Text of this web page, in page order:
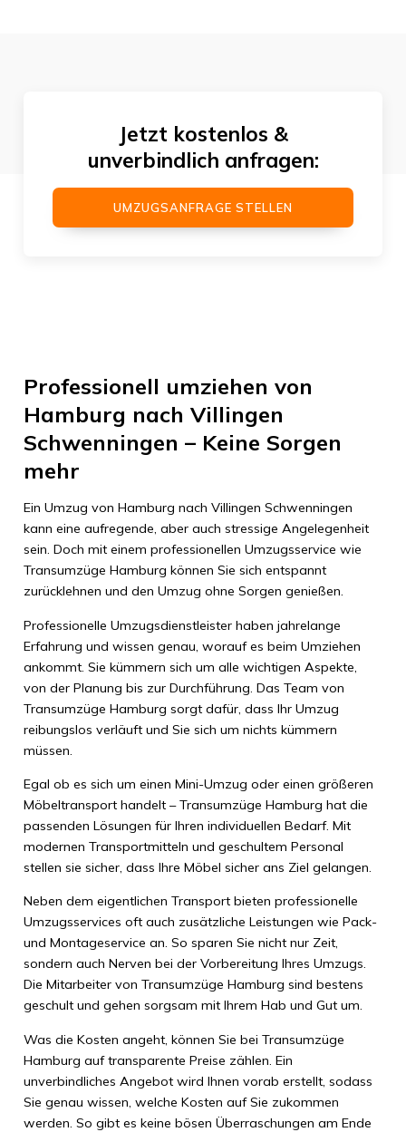
Jetzt kostenlos &
unverbindlich anfragen:
UMZUGSANFRAGE STELLEN
Professionell umziehen von
Hamburg nach Villingen
Schwenningen – Keine Sorgen
mehr
Ein Umzug von Hamburg nach Villingen Schwenningen
kann eine aufregende, aber auch stressige Angelegenheit
sein. Doch mit einem professionellen Umzugsservice wie
Transumzüge Hamburg können Sie sich entspannt
zurücklehnen und den Umzug ohne Sorgen genießen.
Professionelle Umzugsdienstleister haben jahrelange
Erfahrung und wissen genau, worauf es beim Umziehen
ankommt. Sie kümmern sich um alle wichtigen Aspekte,
von der Planung bis zur Durchführung. Das Team von
Transumzüge Hamburg sorgt dafür, dass Ihr Umzug
reibungslos verläuft und Sie sich um nichts kümmern
müssen.
Egal ob es sich um einen Mini-Umzug oder einen größeren
Möbeltransport handelt – Transumzüge Hamburg hat die
passenden Lösungen für Ihren individuellen Bedarf. Mit
modernen Transportmitteln und geschultem Personal
stellen sie sicher, dass Ihre Möbel sicher ans Ziel gelangen.
Neben dem eigentlichen Transport bieten professionelle
Umzugsservices oft auch zusätzliche Leistungen wie Pack-
und Montageservice an. So sparen Sie nicht nur Zeit,
sondern auch Nerven bei der Vorbereitung Ihres Umzugs.
Die Mitarbeiter von Transumzüge Hamburg sind bestens
geschult und gehen sorgsam mit Ihrem Hab und Gut um.
Was die Kosten angeht, können Sie bei Transumzüge
Hamburg auf transparente Preise zählen. Ein
unverbindliches Angebot wird Ihnen vorab erstellt, sodass
Sie genau wissen, welche Kosten auf Sie zukommen
werden. So gibt es keine bösen Überraschungen am Ende